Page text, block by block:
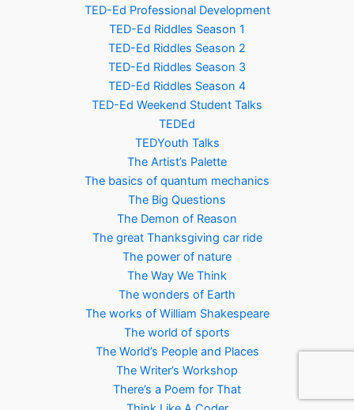
TED-Ed Professional Development
TED-Ed Riddles Season 1
TED-Ed Riddles Season 2
TED-Ed Riddles Season 3
TED-Ed Riddles Season 4
TED-Ed Weekend Student Talks
TEDEd
TEDYouth Talks
The Artist’s Palette
The basics of quantum mechanics
The Big Questions
The Demon of Reason
The great Thanksgiving car ride
The power of nature
The Way We Think
The wonders of Earth
The works of William Shakespeare
The world of sports
The World’s People and Places
The Writer’s Workshop
There’s a Poem for That